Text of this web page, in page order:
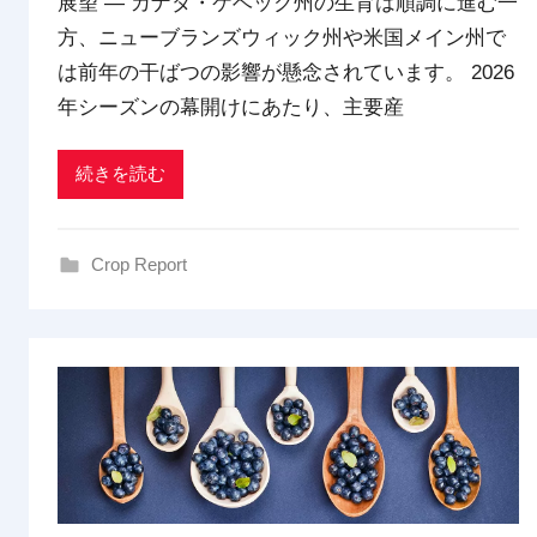
d
x
t
r
方、ニューブランズウィック州や米国メイン州で
は前年の干ばつの影響が懸念されています。 2026
年シーズンの幕開けにあたり、主要産
続きを読む
Crop Report